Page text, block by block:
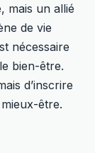
mais un allié
de vie
nécessaire
bien-être.
d’inscrire
être.